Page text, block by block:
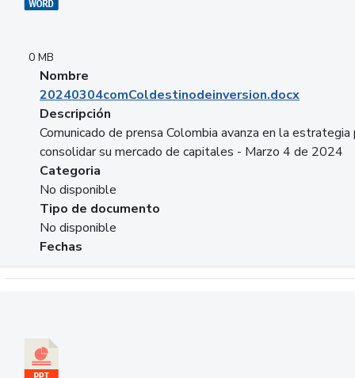
0 MB
Nombre
20240304comColdestinodeinversion.docx
Descripción
Comunicado de prensa Colombia avanza en la estrategia
consolidar su mercado de capitales - Marzo 4 de 2024
Categoria
No disponible
Tipo de documento
No disponible
Fechas